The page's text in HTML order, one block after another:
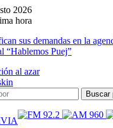
2026
hora
sus demandas en la
“Hablemos Puej”
al azar
Buscar